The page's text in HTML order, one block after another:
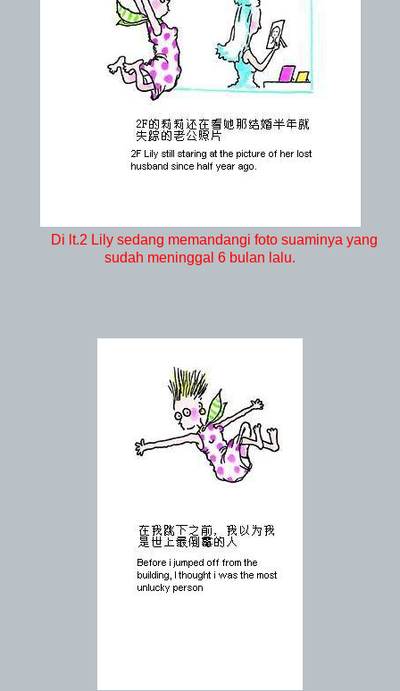
Di lt.2 Lily sedang memandangi foto suaminya yang
sudah meninggal 6 bulan lalu.